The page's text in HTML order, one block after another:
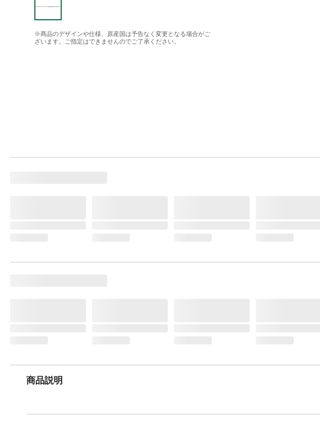
※商品のデザインや仕様、原産国は予告なく変更となる場合がご
ざいます。ご指定はできませんのでご了承ください。
商品説明